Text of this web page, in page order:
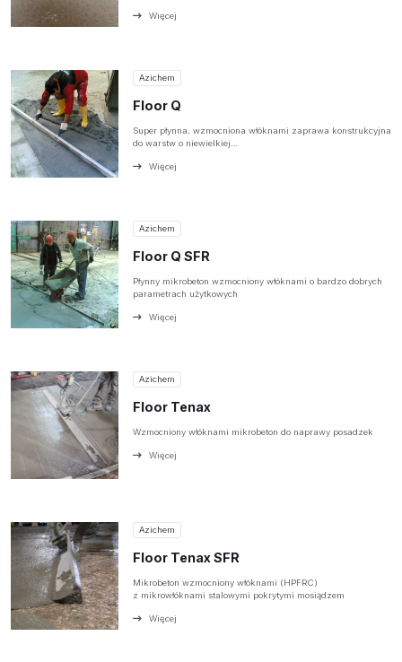
Więcej
Azichem
Floor Q
Super płynna, wzmocniona włóknami zaprawa konstrukcyjna
do warstw o niewielkiej…
Więcej
Azichem
Floor Q SFR
Płynny mikrobeton wzmocniony włóknami o bardzo dobrych
parametrach użytkowych
Więcej
Azichem
Floor Tenax
Wzmocniony włóknami mikrobeton do naprawy posadzek
Więcej
Azichem
Floor Tenax SFR
Mikrobeton wzmocniony włóknami (HPFRC)
z mikrowłóknami stalowymi pokrytymi mosiądzem
Więcej